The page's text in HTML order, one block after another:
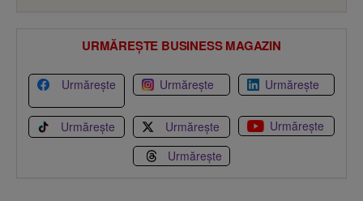
URMĂREȘTE BUSINESS MAGAZIN
Urmărește Urmărește Urmărește
Urmărește Urmărește
Urmărește
Urmărește